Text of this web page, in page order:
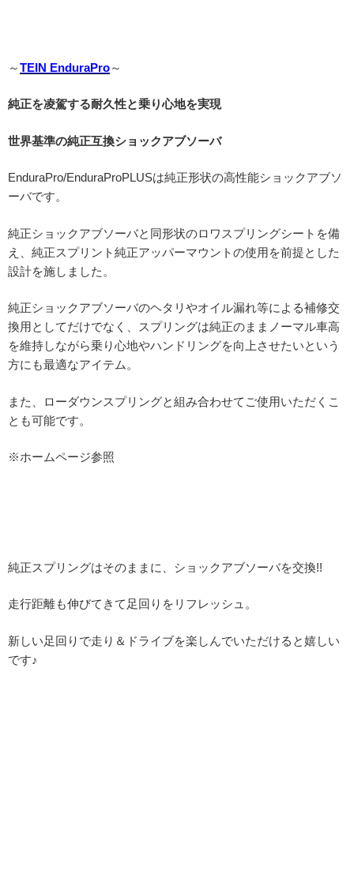
～TEIN EnduraPro～
純正を凌駕する耐久性と乗り心地を実現
世界基準の純正互換ショックアブソーバ
EnduraPro/EnduraProPLUSは純正形状の高性能ショックアブソ
ーバです。
純正ショックアブソーバと同形状のロワスプリングシートを備
え、純正スプリント純正アッパーマウントの使用を前提とした
設計を施しました。
純正ショックアブソーバのヘタリやオイル漏れ等による補修交
換用としてだけでなく、スプリングは純正のままノーマル車高
を維持しながら乗り心地やハンドリングを向上させたいという
方にも最適なアイテム。
また、ローダウンスプリングと組み合わせてご使用いただくこ
とも可能です。
※ホームページ参照
純正スプリングはそのままに、ショックアブソーバを交換!!
走行距離も伸びてきて足回りをリフレッシュ。
新しい足回りで走り＆ドライブを楽しんでいただけると嬉しい
です♪